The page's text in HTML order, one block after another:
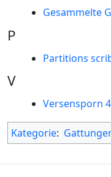
Gesammelte
P
Partitions
V
Versensporn
Kategorie: